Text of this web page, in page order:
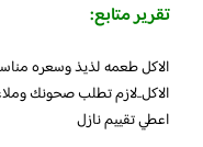
تقرير متابع:
الاكل طعمه لذيذ وسعره
الاكل..لازم تطلب صحونك
اعطي تقييم نازل